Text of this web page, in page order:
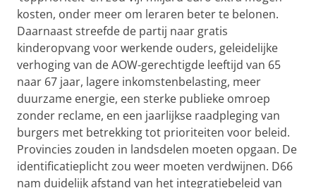
kosten, onder meer om leraren beter te belonen.
Daarnaast streefde de partij naar gratis
kinderopvang voor werkende ouders, gelei­delijke
verhoging van de AOW-gerechtigde leeftijd van 65
naar 67 jaar, lagere inkomstenbelasting, meer
duurzame energie, een sterke publieke omroep
zonder reclame, en een jaarlijkse raadpleging van
burgers met betrekking tot prioriteiten voor beleid.
Provincies zouden in landsdelen moeten opgaan. De
identificatieplicht zou weer moeten verdwijnen. D66
nam duidelijk afstand van het integratiebeleid van